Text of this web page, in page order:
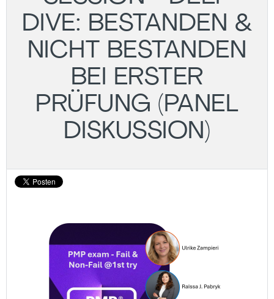
DIVE: BESTANDEN &
NICHT BESTANDEN
BEI ERSTER
PRÜFUNG (PANEL
DISKUSSION)